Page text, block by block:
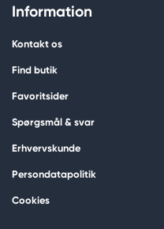
Information
Kontakt os
Find butik
Favoritsider
Spørgsmål & svar
Erhvervskunde
Persondatapolitik
Cookies